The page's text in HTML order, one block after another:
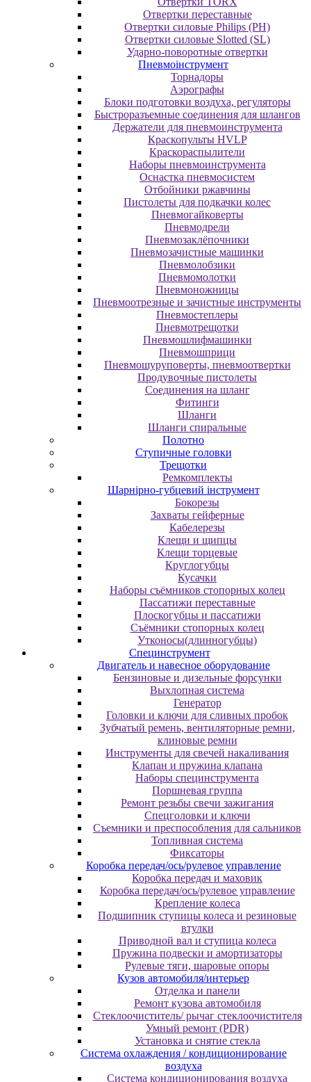
Отвертки переставные
Отвертки силовые Philips (PH)
Отвертки силовые Slotted (SL)
Ударно-поворотные отвертки
Пневмоінструмент
Topнaдopы
Аэрографы
Блоки подготовки воздуха, регуляторы
Быстроразъемные соединения для шлангов
Держатели для пневмоинструмента
Краскопульты HVLP
Краскораспылители
Наборы пневмоинструмента
Оснастка пневмосистем
Отбойники ржавчины
Пистолеты для подкачки колес
Пневмогайковерты
Пневмодрели
Пневмозаклёпочники
Пневмозачистные машинки
Пневмолобзики
Пневмомолотки
Пневмоножницы
Пневмоотрезные и зачистные инструменты
Пневмостеплеры
Пневмотрещотки
Пневмошлифмашинки
Пневмошприци
Пневмошуруповерты, пневмоотвертки
Продувочные пистолеты
Соединения на шланг
Фитинги
Шланги
Шланги спиральные
Полотно
Ступичные головки
Трещотки
Ремкомплекты
Шарнірно-губцевий інструмент
Бокорезы
Захваты гейферные
Кабелерезы
Клещи и щипцы
Клещи торцевые
Круглогубцы
Кусачки
Наборы съёмников стопорных колец
Пассатижи переставные
Плоскогубцы и пассатижи
Съёмники стопорных колец
Утконосы(длинногубцы)
Специнструмент
Двигатель и навесное оборудование
Бензиновые и дизельные форсунки
Выхлопная система
Генератор
Головки и ключи для сливных пробок
Зубчатый ремень, вентиляторные ремни,
клиновые ремни
Инструменты для свечей накаливания
Клапан и пружина клапана
Наборы специнструмента
Поршневая группа
Ремонт резьбы свечи зажигания
Спецголовки и ключи
Съемники и преспособления для сальников
Топливная система
Фиксаторы
Коробка передач/ось/рулевое управление
Коробка передач и маховик
Коробка передач/ось/рулевое управление
Крепление колеса
Подшипник ступицы колеса и резиновые
втулки
Приводной вал и ступица колеса
Пружина подвески и амортизаторы
Рулевые тяги, шаровые опоры
Кузов автомобиля/интерьер
Отделка и панели
Ремонт кузова автомобиля
Стеклоочиститель/ рычаг стеклоочистителя
Умный ремонт (PDR)
Установка и снятие стекла
Система охлаждения / кондиционирование
воздуха
Система кондиционирования воздуха